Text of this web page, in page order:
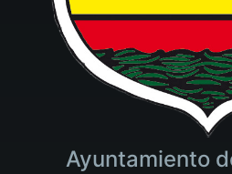
Ayuntamiento